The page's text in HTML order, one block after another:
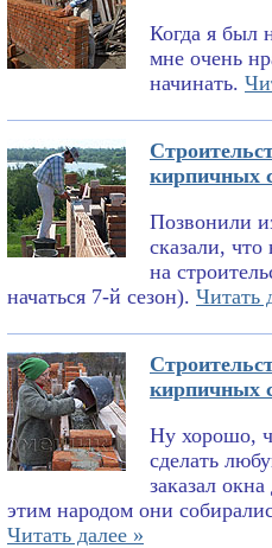
Когда я был
мне очень
начинать.
кирпичных
Позвонили
сказали,
на
начаться 7-й сезон). Читать
кирпичных
Ну хорошо,
сделать
заказал
этим народом они
Читать далее »